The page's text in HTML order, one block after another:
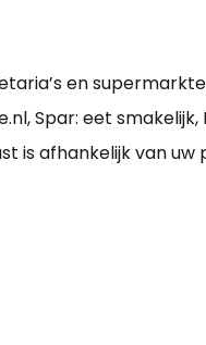
en
Spar: eet smakelijk,
is afhankelijk van uw